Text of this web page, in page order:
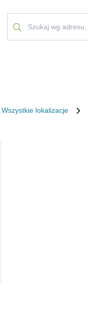
Wszystkie lokalizacje